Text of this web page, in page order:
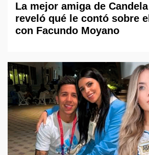
La mejor amiga de
reveló qué le contó sobre
con Facundo Moyano